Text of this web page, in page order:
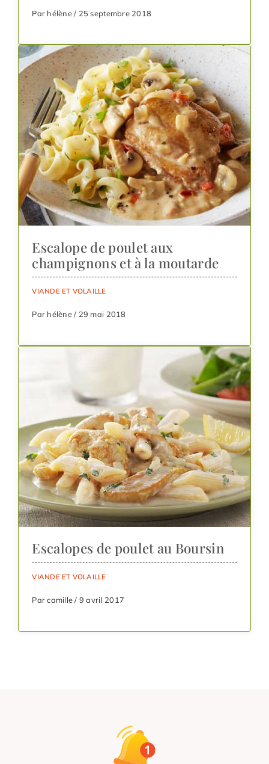
Par hélène / 25 septembre 2018
Escalope de poulet aux
champignons et à la moutarde
VIANDE ET VOLAILLE
Par hélène / 29 mai 2018
Escalopes de poulet au Boursin
VIANDE ET VOLAILLE
Par camille / 9 avril 2017